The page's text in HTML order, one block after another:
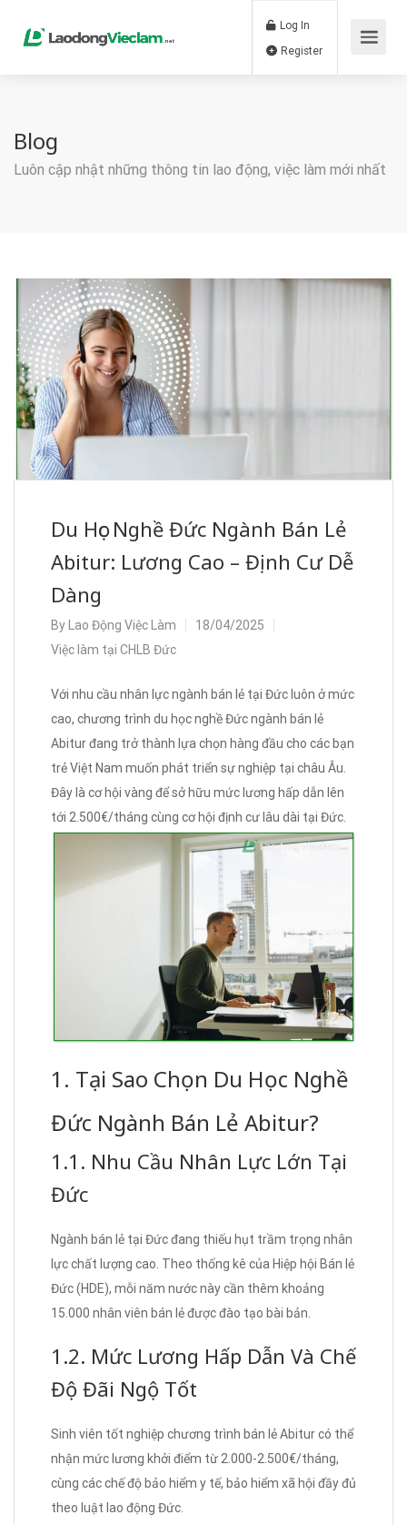
Log In
Blog
Luôn cập nhật những thông tin lao động, việc làm mới nhất
Du Học Nghề Đức Ngành Bán Lẻ
Abitur: Lương Cao – Định Cư Dễ
Dàng
By Lao Động Việc Làm
18/04/2025
Việc làm tại CHLB Đức
Với nhu cầu nhân lực ngành bán lẻ tại Đức luôn ở mức
cao, chương trình du học nghề Đức ngành bán lẻ
Abitur đang trở thành lựa chọn hàng đầu cho các bạn
trẻ Việt Nam muốn phát triển sự nghiệp tại châu Âu.
Đây là cơ hội vàng để sở hữu mức lương hấp dẫn lên
tới 2.500€/tháng cùng cơ hội định cư lâu dài tại Đức.
1. Tại Sao Chọn Du Học Nghề
Đức Ngành Bán Lẻ Abitur?
1.1. Nhu Cầu Nhân Lực Lớn Tại
Đức
Ngành bán lẻ tại Đức đang thiếu hụt trầm trọng nhân
lực chất lượng cao. Theo thống kê của Hiệp hội Bán lẻ
Đức (HDE), mỗi năm nước này cần thêm khoảng
15.000 nhân viên bán lẻ được đào tạo bài bản.
1.2. Mức Lương Hấp Dẫn Và Chế
Độ Đãi Ngộ Tốt
Sinh viên tốt nghiệp chương trình bán lẻ Abitur có thể
nhận mức lương khởi điểm từ 2.000-2.500€/tháng,
cùng các chế độ bảo hiểm y tế, bảo hiểm xã hội đầy đủ
theo luật lao động Đức.